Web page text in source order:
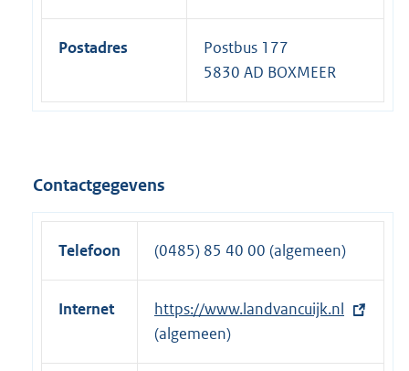
Postadres
Postbus 177
5830 AD BOXMEER
Contactgegevens
Telefoon (0485) 85 40 00 (algemeen)
Internet
E
x
t
https://www.landvancuijk.nl
(algemeen)